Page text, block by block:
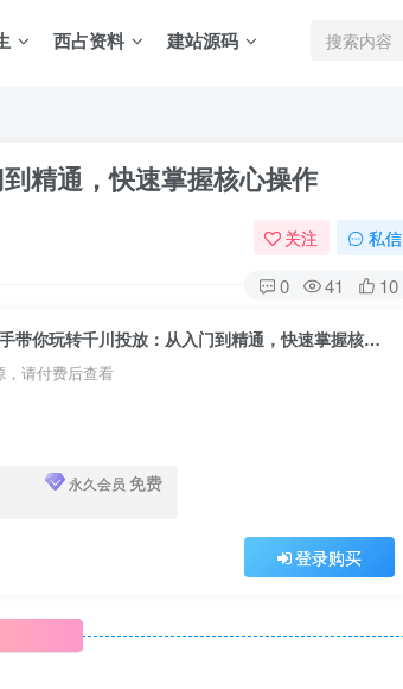
西占资料 建站源码
精通，快速掌握核心操作
关注 私信
0 41 10
千万级直播操盘手带你玩转千川投放：从入门到精通，快速掌握核心操作
，请付费后查看
永久会员 免费
登录购买